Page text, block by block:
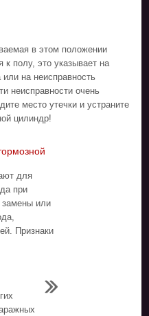
в этом положении
к полу, это указывает на
или на неисправность
неисправности очень
место утечки и устраните
цилиндр!
для
при
замены или
Признаки